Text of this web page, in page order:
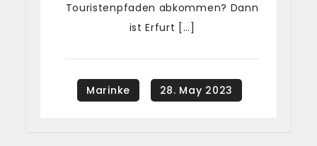
Touristenpfaden abkommen? Dann
ist Erfurt […]